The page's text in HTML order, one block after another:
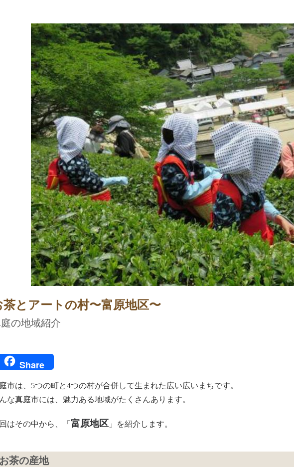
茶とアートの村〜富原地区〜
の地域紹介
Share
市は、5つの町と4つの村が合併して生まれた広い広いまちです。
な真庭市には、魅力ある地域がたくさんあります。
はその中から、「 富原地区 」を紹介します。
お茶の産地